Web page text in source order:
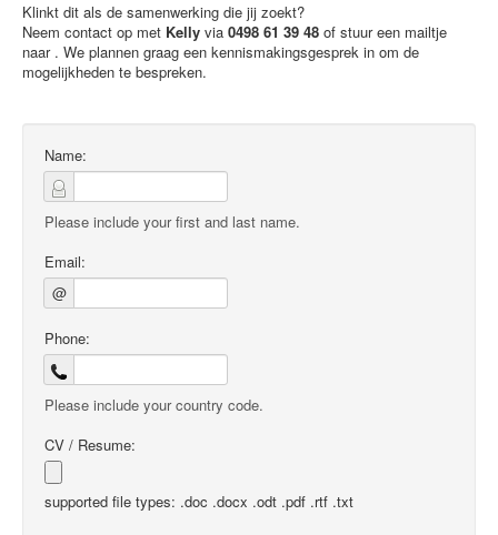
Klinkt dit als de samenwerking die jij zoekt?
Neem contact op met Kelly via 0498 61 39 48 of stuur een mailtje
naar . We plannen graag een kennismakingsgesprek in om de
mogelijkheden te bespreken.
Name:
Please include your first and last name.
Email:
@
Phone:
Please include your country code.
CV / Resume:
supported file types: .doc .docx .odt .pdf .rtf .txt